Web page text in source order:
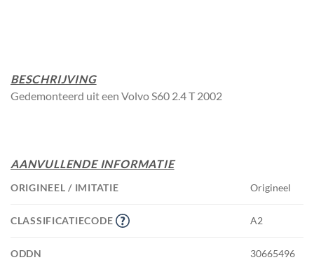
BESCHRIJVING
Gedemonteerd uit een Volvo S60 2.4 T 2002
AANVULLENDE INFORMATIE
ORIGINEEL / IMITATIE Origineel
CLASSIFICATIECODE A2
ODDN 30665496